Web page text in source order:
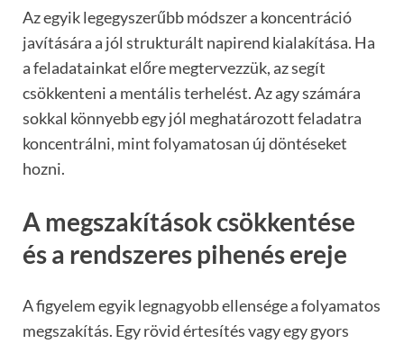
Az egyik legegyszerűbb módszer a koncentráció
javítására a jól strukturált napirend kialakítása. Ha
a feladatainkat előre megtervezzük, az segít
csökkenteni a mentális terhelést. Az agy számára
sokkal könnyebb egy jól meghatározott feladatra
koncentrálni, mint folyamatosan új döntéseket
hozni.
A megszakítások csökkentése
és a rendszeres pihenés ereje
A figyelem egyik legnagyobb ellensége a folyamatos
megszakítás. Egy rövid értesítés vagy egy gyors